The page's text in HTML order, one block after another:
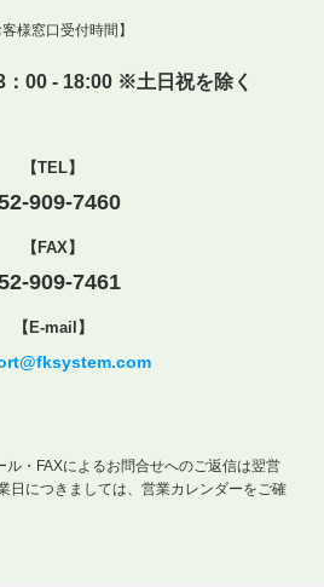
客様窓口受付時間】
：00 - 18:00 ※土日祝を除く
【TEL】
909-7460
【FAX】
909-7461
【E-mail】
ル・FAXによるお問合せへのご返信は翌営
日につきましては、営業カレンダーをご確